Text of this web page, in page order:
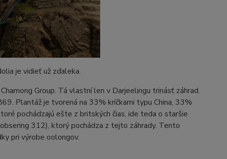
je vidieť už zďaleka.
Group. Tá vlastní len v Darjeelingu trinásť záhrad.
Plantáž je tvorená na 33% kríčkami typu China, 33%
pochádzajú ešte z britských čias, ide teda o staršie
312), ktorý pochádza z tejto záhrady. Tento
pri výrobe oolongov.